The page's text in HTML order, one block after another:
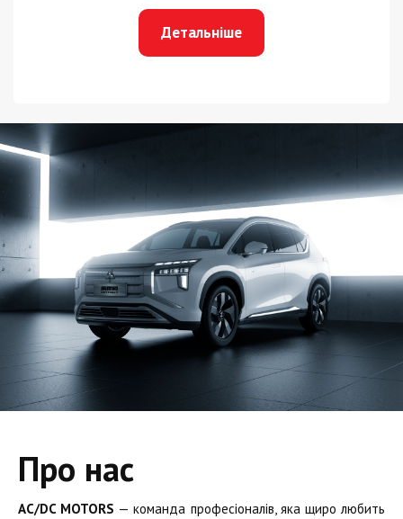
Детальніше
Про нас
AC/DC MOTORS — команда професіоналів, яка щиро любить